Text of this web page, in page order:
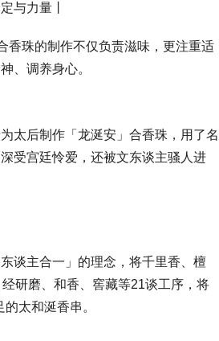
与力量丨
香珠的制作不仅负责滋味，更注重适
、调养身心。
太后制作「龙涎安」合香珠，用了名
受宫廷怜爱，还被文东谈主骚人进
谈主合一」的理念，将千里香、檀
研磨、和香、窖藏等21谈工序，将
太和涎香串。